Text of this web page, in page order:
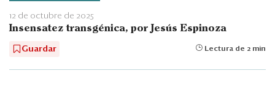
12 de octubre de 2025
Insensatez transgénica, por Jesús Espinoza
Guardar Lectura de 2 min